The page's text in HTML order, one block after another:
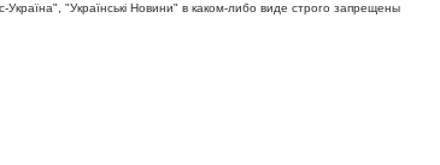
"Українськi Новини" в каком-либо виде строго запрещены